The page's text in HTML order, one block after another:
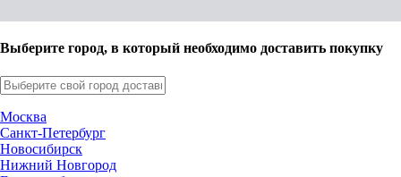
Выберите город, в который необходимо доставить покупку
Москва
Санкт-Петербург
Новосибирск
Нижний Новгород